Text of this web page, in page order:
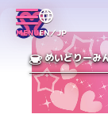
MENUEN／JP
めいどりーみ